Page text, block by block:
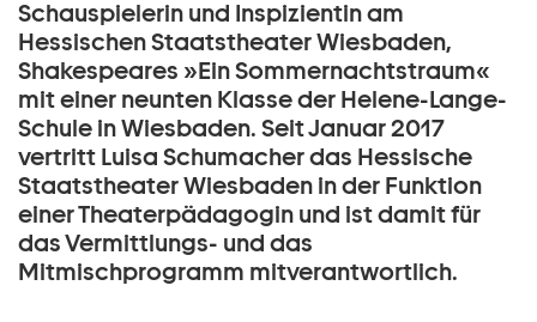
Schauspielerin und Inspizientin am
Hessischen Staatstheater Wiesbaden,
Shakespeares »Ein Sommernachtstraum«
mit einer neunten Klasse der Helene-Lange-
Schule in Wiesbaden. Seit Januar 2017
vertritt Luisa Schumacher das Hessische
Staatstheater Wiesbaden in der Funktion
einer Theaterpädagogin und ist damit für
das Vermittlungs- und das
Mitmischprogramm mitverantwortlich.